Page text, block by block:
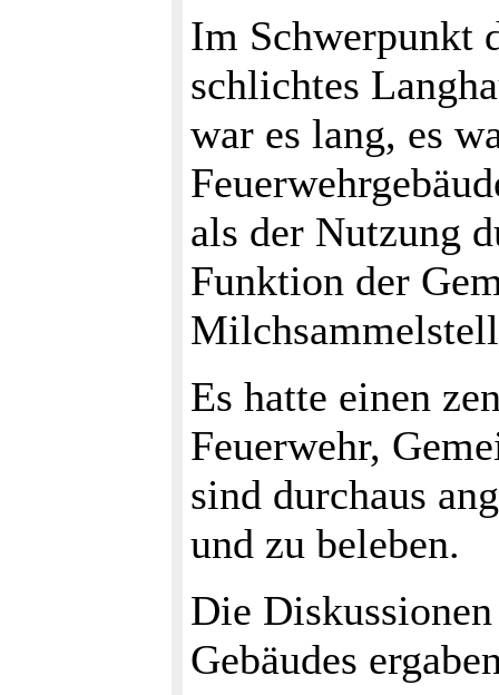
Im Schwerpunkt
schlichtes
war es lang, es
als der Nutzung
Funktion der
Es hatte einen
Feuerwehr,
sind durchaus
und zu beleben.
Die
Gebäudes